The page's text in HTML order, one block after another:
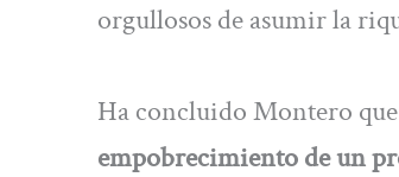
orgullosos de asumir la
Ha concluido Montero
empobrecimiento de un